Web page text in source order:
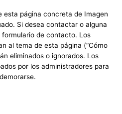
esta página concreta de Imagen
Si desea contactar o alguna
de contacto. Los
al tema de esta página (“Cómo
eliminados o ignorados. Los
por los administradores para